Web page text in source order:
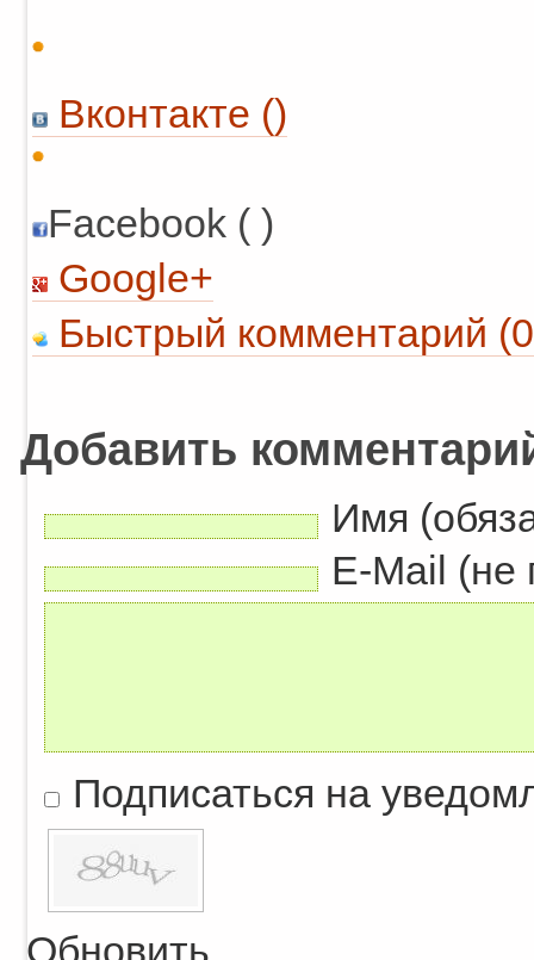
Вконтакте ()
Facebook ( )
Google+
Быстрый комментарий
Добавить
Имя
E-Mail (не
Подписаться на